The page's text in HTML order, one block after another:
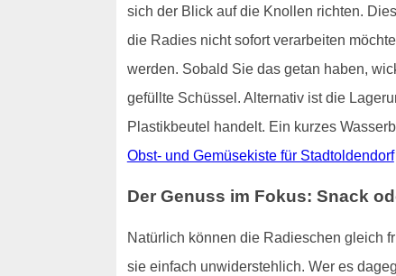
sich der Blick auf die Knollen richten.
die Radies nicht sofort verarbeiten
werden. Sobald Sie das getan haben,
gefüllte Schüssel. Alternativ ist die
Plastikbeutel handelt. Ein kurzes
Obst- und Gemüsekiste für Stadtoldendorf
Der Genuss im Fokus: Snack
Natürlich können die Radieschen gleich
sie einfach unwiderstehlich. Wer es